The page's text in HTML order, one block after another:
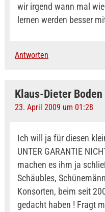
wir irgend wann mal
lernen werden besser
Antworten
Klaus-Dieter Boden
23. April 2009 um 01:28
Ich will ja für diesen
UNTER GARANTIE
machen es ihm ja
Schäubles,
Konsorten, beim seit
gedacht haben ! Fragt